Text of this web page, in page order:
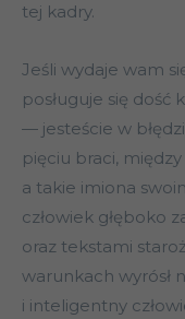
tej kadry.
Jeśli wydaje wam
posługuje się
— jesteście w
pięciu braci,
a takie imiona
człowiek głęboko
oraz tekstami
warunkach wyrósł
i inteligentny